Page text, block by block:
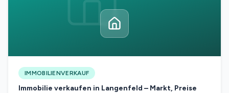
IMMOBILIENVERKAUF
Immobilie verkaufen in Langenfeld – Markt, Preise